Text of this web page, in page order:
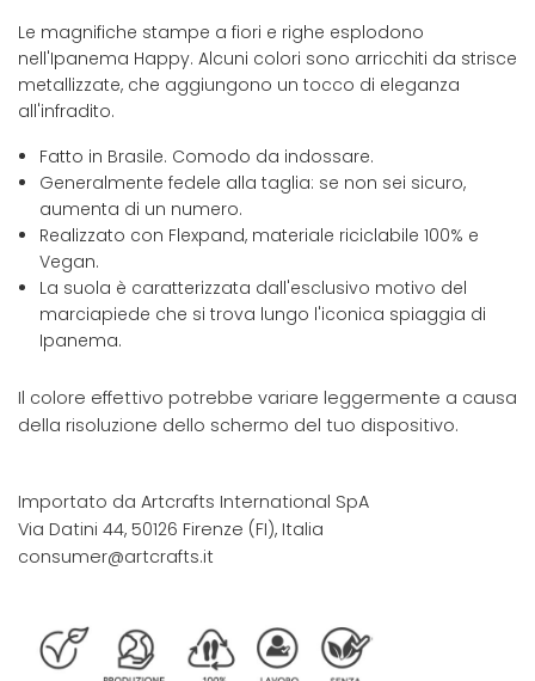
Le magnifiche stampe a fiori e righe esplodono
nell'Ipanema Happy. Alcuni colori sono arricchiti da strisce
metallizzate, che aggiungono un tocco di eleganza
all'infradito.
Fatto in Brasile. Comodo da indossare.
Generalmente fedele alla taglia: se non sei sicuro,
aumenta di un numero.
Realizzato con Flexpand, materiale riciclabile 100% e
Vegan.
La suola è caratterizzata dall'esclusivo motivo del
marciapiede che si trova lungo l'iconica spiaggia di
Ipanema.
Il colore effettivo potrebbe variare leggermente a causa
della risoluzione dello schermo del tuo dispositivo.
Importato da Artcrafts International SpA
Via Datini 44, 50126 Firenze (FI), Italia
consumer@artcrafts.it